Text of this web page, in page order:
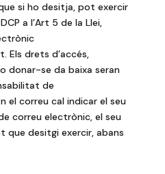
si ho desitja, pot exercir
a l’Art 5 de la Llei,
. Els drets d’accés,
donar-se da baixa seran
de
el correu cal indicar el seu
correu electrònic, el seu
que desitgi exercir, abans